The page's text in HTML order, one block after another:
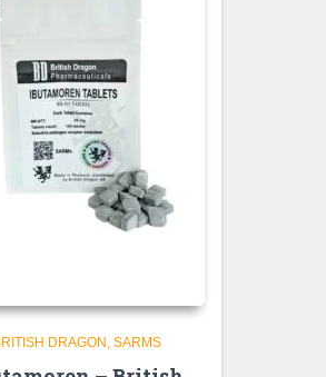
DRAGON SARMS